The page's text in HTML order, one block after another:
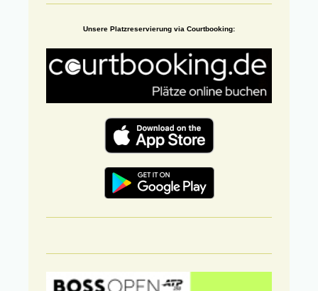
Unsere Platzreservierung via Courtbooking: